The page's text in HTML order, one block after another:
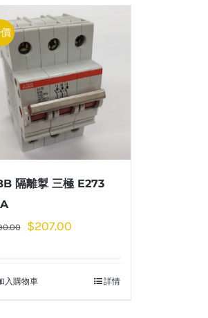
隔離掣 三極 E273
$207.00
入購物車 詳情